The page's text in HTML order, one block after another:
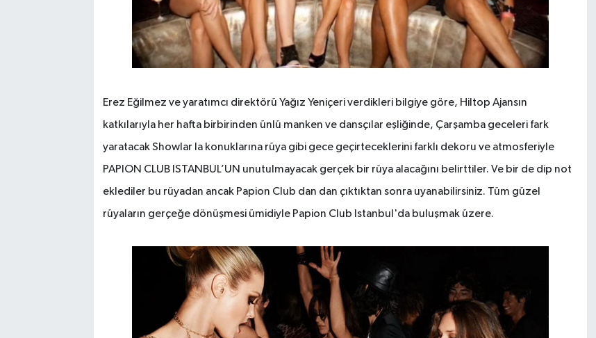
Erez Eğilmez ve yaratımcı direktörü Yağız Yeniçeri verdikleri bilgiye göre, Hiltop Ajansın
katkılarıyla her hafta birbirinden ünlü manken ve dansçılar eşliğinde, Çarşamba geceleri fark
yaratacak Showlar la konuklarına rüya gibi gece geçirteceklerini farklı dekoru ve atmosferiyle
PAPION CLUB ISTANBUL’UN unutulmayacak gerçek bir rüya alacağını belirttiler. Ve bir de dip not
eklediler bu rüyadan ancak Papion Club dan dan çıktıktan sonra uyanabilirsiniz. Tüm güzel
rüyaların gerçeğe dönüşmesi ümidiyle Papion Club Istanbul'da buluşmak üzere.